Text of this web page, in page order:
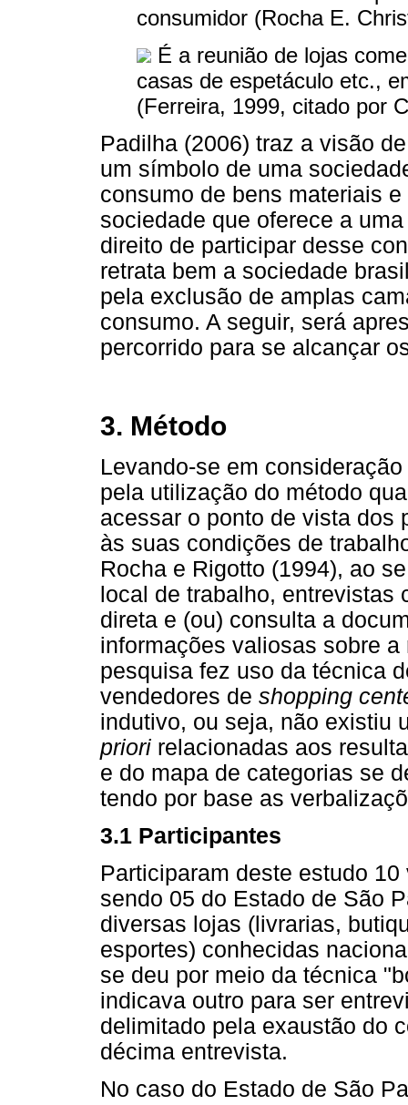
consumidor (Rocha E.
É a reunião de lojas
casas de espetáculo etc.,
(Ferreira, 1999, citado por
Padilha (2006) traz a visão
um símbolo de uma
consumo de bens materiais
sociedade que oferece a
direito de participar desse
retrata bem a sociedade
pela exclusão de amplas
consumo. A seguir, será
percorrido para se alcançar
3. Método
Levando-se em
pela utilização do método
acessar o ponto de vista dos
às suas condições de
Rocha e Rigotto (1994), ao
local de trabalho, entrevistas
direta e (ou) consulta a
informações valiosas sobre
pesquisa fez uso da técnica
vendedores de shopping
indutivo, ou seja, não existiu
priori relacionadas aos
e do mapa de categorias se
tendo por base as
3.1 Participantes
Participaram deste estudo
sendo 05 do Estado de São
diversas lojas (livrarias,
esportes) conhecidas
se deu por meio da técnica
indicava outro para ser
delimitado pela exaustão do
décima entrevista.
No caso do Estado de São